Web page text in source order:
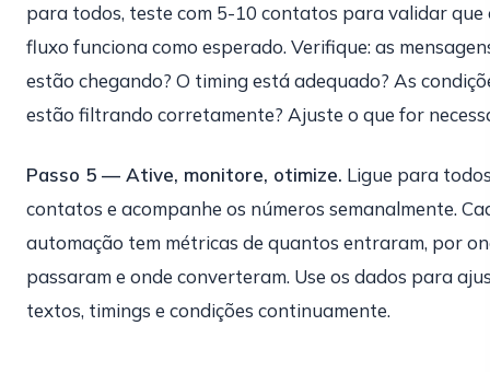
para todos, teste com 5-10 contatos para validar que
fluxo funciona como esperado. Verifique: as
estão chegando? O timing está adequado? As
estão filtrando corretamente? Ajuste o que for
Passo 5 — Ative, monitore, otimize. Ligue para
contatos e acompanhe os números semanalmente.
automação tem métricas de quantos entraram, por
passaram e onde converteram. Use os dados para
textos, timings e condições continuamente.